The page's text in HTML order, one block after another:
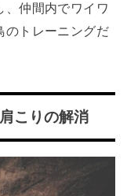
、仲間内でワイワ
のトレーニングだ
こりの解消